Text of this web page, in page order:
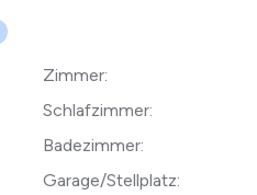
Zimmer:
Schlafzimmer:
Badezimmer:
Garage/Stellplatz: